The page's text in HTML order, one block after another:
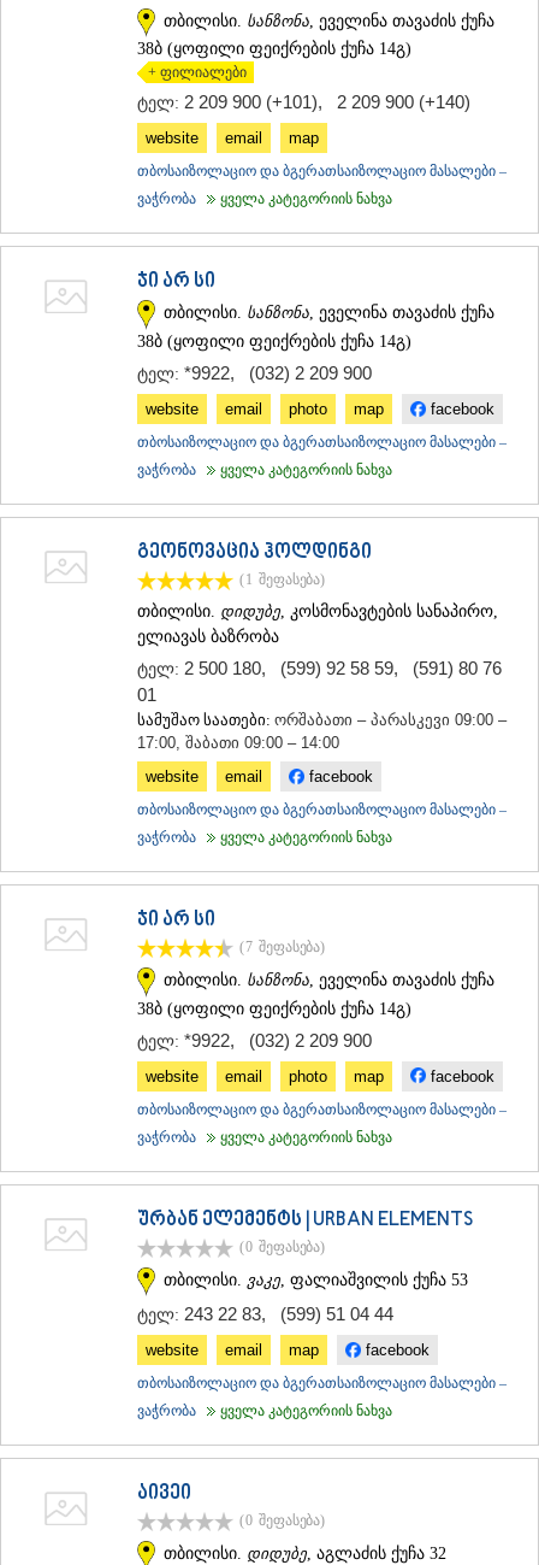
თბილისი. სანზონა , ეველინა თავაძის ქუჩა
38ბ (ყოფილი ფეიქრების ქუჩა 14გ)
+ ფილიალები
ტელ: 2 209 900 (+101), 2 209 900 (+140)
website email map
თბოსაიზოლაციო და ბგერათსაიზოლაციო მასალები –
ვაჭრობა
ყველა კატეგორიის ნახვა
ჯი არ სი
თბილისი. სანზონა , ეველინა თავაძის ქუჩა
38ბ (ყოფილი ფეიქრების ქუჩა 14გ)
ტელ: *9922, (032) 2 209 900
website email photo map facebook
თბოსაიზოლაციო და ბგერათსაიზოლაციო მასალები –
ვაჭრობა
ყველა კატეგორიის ნახვა
გეონოვაცია ჰოლდინგი
(1 შეფასება)
თბილისი. დიდუბე, კოსმონავტების სანაპირო,
ელიავას ბაზრობა
ტელ: 2 500 180, (599) 92 58 59, (591) 80 76
01
სამუშაო საათები: ორშაბათი – პარასკევი 09:00 –
17:00, შაბათი 09:00 – 14:00
website
email facebook
თბოსაიზოლაციო და ბგერათსაიზოლაციო მასალები –
ვაჭრობა
ყველა კატეგორიის ნახვა
ჯი არ სი
(7 შეფასება)
თბილისი. სანზონა , ეველინა თავაძის ქუჩა
38ბ (ყოფილი ფეიქრების ქუჩა 14გ)
ტელ: *9922, (032) 2 209 900
website email photo map facebook
თბოსაიზოლაციო და ბგერათსაიზოლაციო მასალები –
ვაჭრობა
ყველა კატეგორიის ნახვა
ურბან ელემენტს | URBAN ELEMENTS
(0 შეფასება)
თბილისი. ვაკე , ფალიაშვილის ქუჩა 53
ტელ: 243 22 83, (599) 51 04 44
website email map facebook
თბოსაიზოლაციო და ბგერათსაიზოლაციო მასალები –
ვაჭრობა
ყველა კატეგორიის ნახვა
აივეი
(0 შეფასება)
თბილისი. დიდუბე , აგლაძის ქუჩა 32